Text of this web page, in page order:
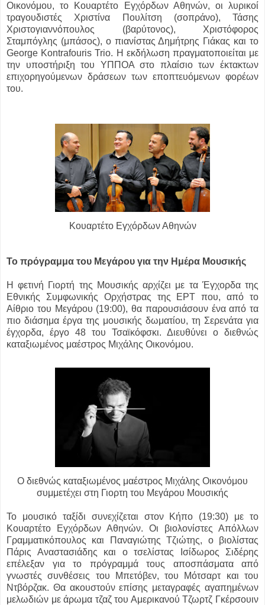
Οικονόμου, το Κουαρτέτο Εγχόρδων Αθηνών, οι λυρικοί
τραγουδιστές Χριστίνα Πουλίτση (σοπράνο), Τάσης
Χριστογιαννόπουλος (βαρύτονος), Χριστόφορος
Σταμπόγλης (μπάσος), ο πιανίστας Δημήτρης Γιάκας και το
George Kontrafouris Trio. Η εκδήλωση πραγματοποιείται με
την υποστήριξη του ΥΠΠΟΑ στο πλαίσιο των έκτακτων
επιχορηγούμενων δράσεων των εποπτευόμενων φορέων
του.
Κουαρτέτο Εγχόρδων Αθηνών
Το πρόγραμμα του Μεγάρου για την Ημέρα Μουσικής
Η φετινή Γιορτή της Μουσικής αρχίζει με τα Έγχορδα της
Εθνικής Συμφωνικής Ορχήστρας της ΕΡΤ που, από το
Αίθριο του Μεγάρου (19:00), θα παρουσιάσουν ένα από τα
πιο διάσημα έργα της μουσικής δωματίου, τη Σερενάτα για
έγχορδα, έργο 48 του Τσαϊκόφσκι. Διευθύνει ο διεθνώς
καταξιωμένος μαέστρος Μιχάλης Οικονόμου.
Ο διεθνώς καταξιωμένος μαέστρος Μιχάλης Οικονόμου
συμμετέχει στη Γιορτη του Μεγάρου Μουσικής
Το μουσικό ταξίδι συνεχίζεται στον Κήπο (19:30) με το
Κουαρτέτο Εγχόρδων Αθηνών. Οι βιολονίστες Απόλλων
Γραμματικόπουλος και Παναγιώτης Τζιώτης, ο βιολίστας
Πάρις Αναστασιάδης και ο τσελίστας Ισίδωρος Σιδέρης
επέλεξαν για το πρόγραμμά τους αποσπάσματα από
γνωστές συνθέσεις του Μπετόβεν, του Μότσαρτ και του
Ντβόρζακ. Θα ακουστούν επίσης μεταγραφές αγαπημένων
μελωδιών με άρωμα τζαζ του Αμερικανού Τζωρτζ Γκέρσουιν